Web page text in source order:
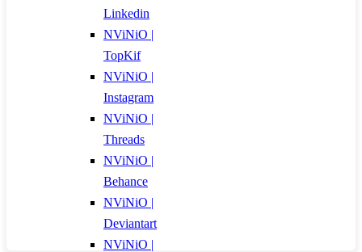
Linkedin
NViNiO |
TopKif
NViNiO |
Instagram
NViNiO |
Threads
NViNiO |
Behance
NViNiO |
Deviantart
NViNiO |